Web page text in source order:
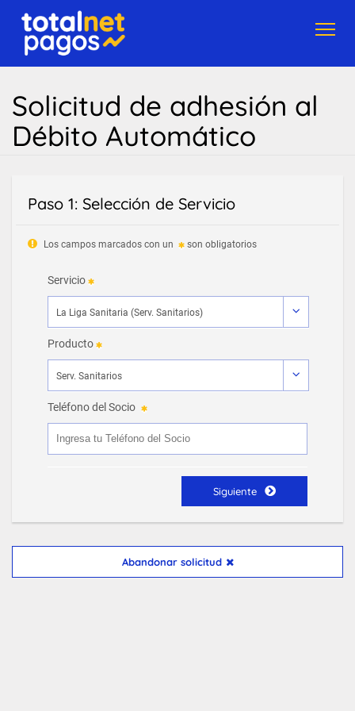
Solicitud de adhesión al
Débito Automático
Paso 1: Selección de Servicio
Los campos marcados con un son obligatorios
Servicio
Producto
Teléfono del Socio
Siguiente
Abandonar solicitud